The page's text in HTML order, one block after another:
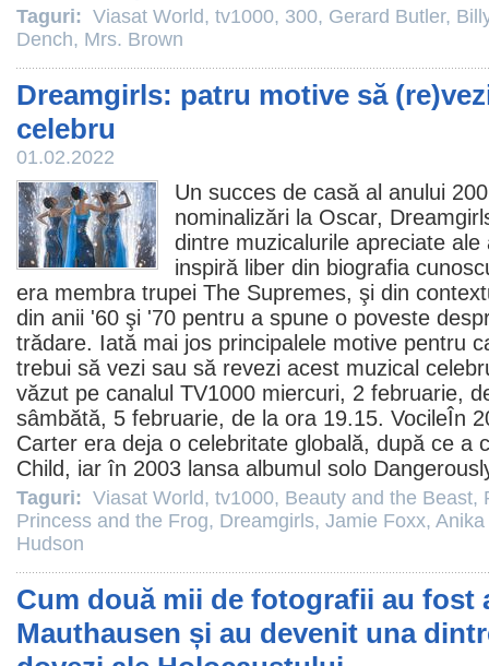
Taguri: Viasat World, tv1000, 300, Gerard Butler,
Dench, Mrs. Brown
Dreamgirls: patru motive să
celebru
01.02.2022
Un succes de casă al anului
nominalizări la Oscar,
dintre muzicalurile apreciate
inspiră liber din biografia
era membra trupei The Supremes, şi din
din anii '60 şi '70 pentru a spune o poveste
trădare. Iată mai jos principalele motive pentru
trebui să vezi sau să revezi acest muzical
văzut pe canalul TV1000 miercuri, 2 februarie,
sâmbătă, 5 februarie, de la ora 19.15. VocileÎn
Carter era deja o celebritate globală, după ce a
Child, iar în 2003 lansa albumul solo
Taguri: Viasat World, tv1000, Beauty and the Beast,
Princess and the Frog, Dreamgirls, Jamie Foxx,
Hudson
Cum două mii de fotografii au fost
Mauthausen și au devenit una